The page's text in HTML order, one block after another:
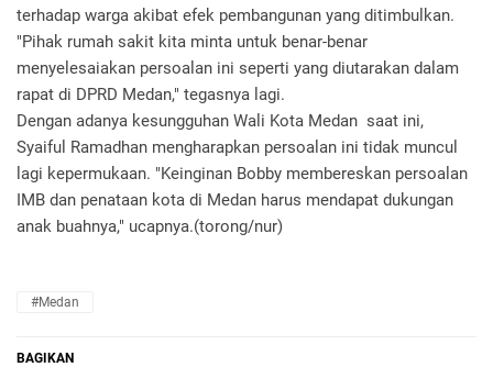
terhadap warga akibat efek pembangunan yang ditimbulkan.
"Pihak rumah sakit kita minta untuk benar-benar
menyelesaiakan persoalan ini seperti yang diutarakan dalam
rapat di DPRD Medan," tegasnya lagi.
Dengan adanya kesungguhan Wali Kota Medan saat ini,
Syaiful Ramadhan mengharapkan persoalan ini tidak muncul
lagi kepermukaan. "Keinginan Bobby membereskan persoalan
IMB dan penataan kota di Medan harus mendapat dukungan
anak buahnya," ucapnya.(torong/nur)
#Medan
BAGIKAN